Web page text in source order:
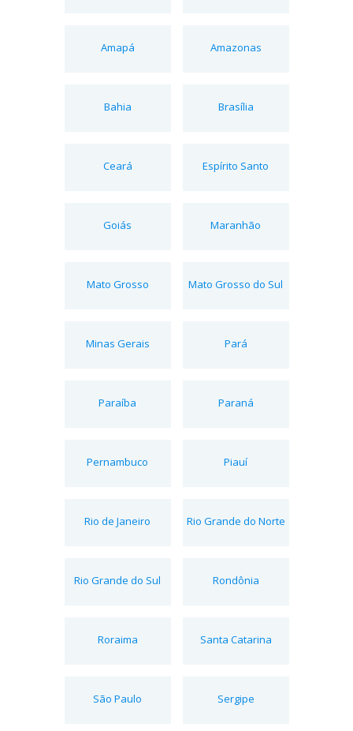
Amapá Amazonas
Bahia Brasília
Ceará Espírito Santo
Goiás Maranhão
Mato Grosso Mato Grosso do Sul
Minas Gerais Pará
Paraíba Paraná
Pernambuco Piauí
Rio de Janeiro Rio Grande do Norte
Rio Grande do Sul Rondônia
Roraima Santa Catarina
São Paulo Sergipe